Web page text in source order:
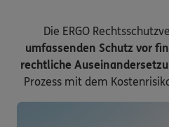
Die ERGO
umfassenden Schutz vor
rechtliche
Prozess mit dem